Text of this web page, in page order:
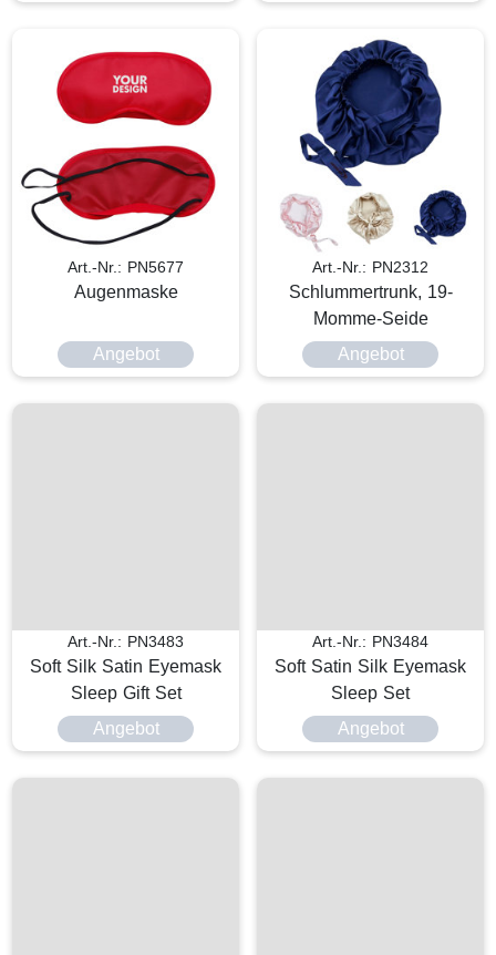
Art.-Nr.: PN5677
Augenmaske
Angebot
Art.-Nr.: PN2312
Schlummertrunk, 19-
Momme-Seide
Angebot
Art.-Nr.: PN3483
Soft Silk Satin Eyemask
Sleep Gift Set
Angebot
Art.-Nr.: PN3484
Soft Satin Silk Eyemask
Sleep Set
Angebot